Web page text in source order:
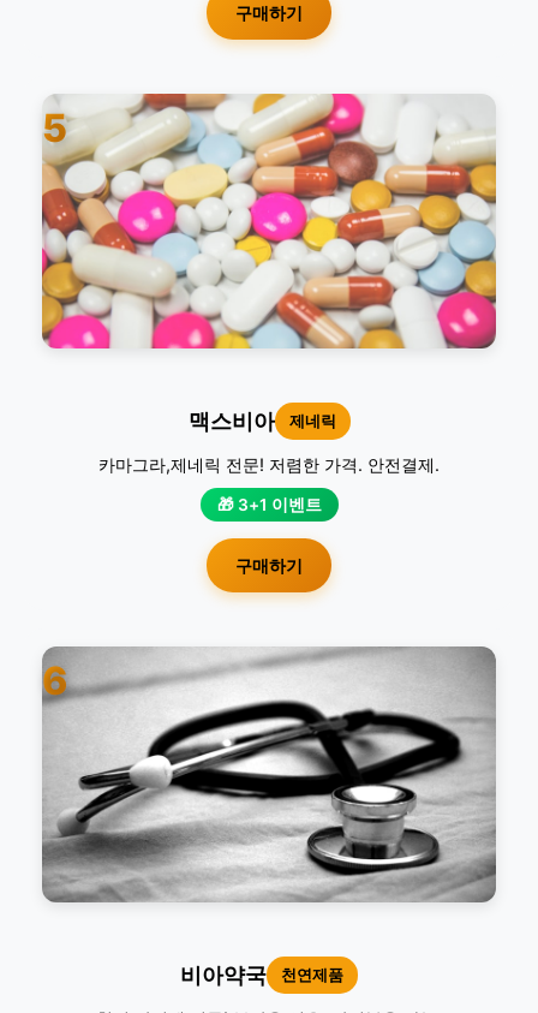
구매하기
5
맥스비아 제네릭
카마그라,제네릭 전문! 저렴한 가격. 안전결제.
🎁 3+1 이벤트
구매하기
6
비아약국 천연제품